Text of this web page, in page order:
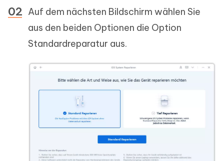
Auf dem nächsten Bildschirm wählen Sie
aus den beiden Optionen die Option
Standardreparatur aus.